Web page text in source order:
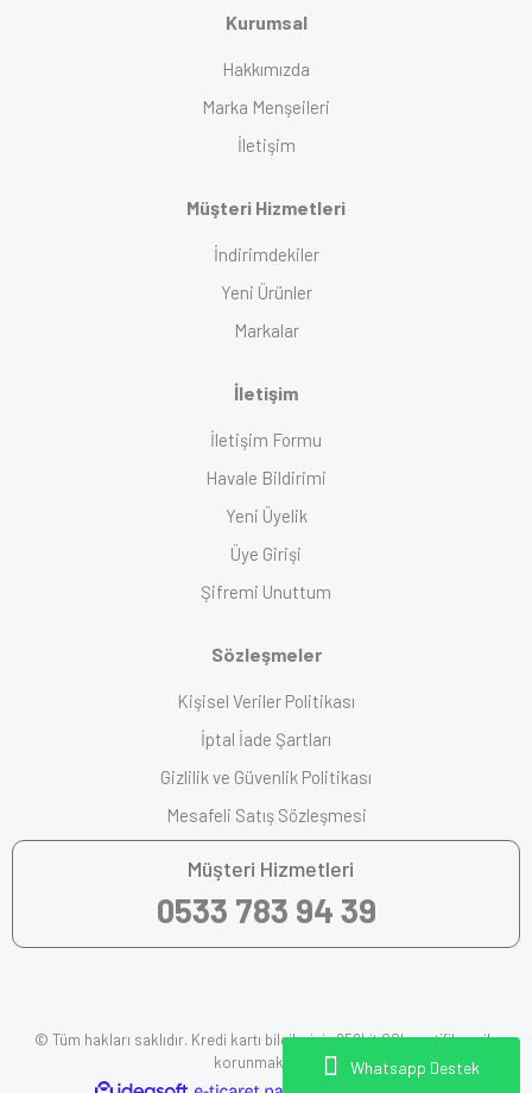
Whatsapp Destek
Kurumsal
Hakkımızda
Marka Menşeileri
İletişim
Müşteri Hizmetleri
İndirimdekiler
Yeni Ürünler
Markalar
İletişim
İletişim Formu
Havale Bildirimi
Yeni Üyelik
Üye Girişi
Şifremi Unuttum
Sözleşmeler
Kişisel Veriler Politikası
İptal İade Şartları
Gizlilik ve Güvenlik Politikası
Mesafeli Satış Sözleşmesi
Müşteri Hizmetleri
0533 783 94 39
© Tüm hakları saklıdır. Kredi kartı bilgileriniz 256bit SSL sertifikası ile
korunmaktadır.